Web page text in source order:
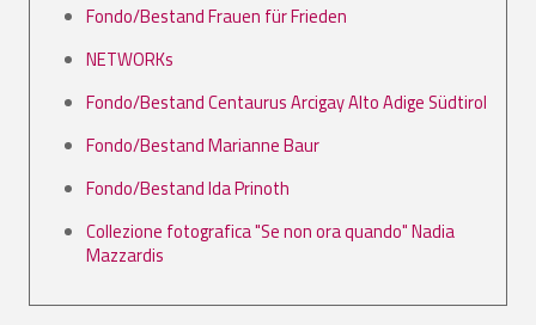
Fondo/Bestand Frauen für Frieden
NETWORKs
Fondo/Bestand Centaurus Arcigay Alto Adige Südtirol
Fondo/Bestand Marianne Baur
Fondo/Bestand Ida Prinoth
Collezione fotografica "Se non ora quando" Nadia
Mazzardis